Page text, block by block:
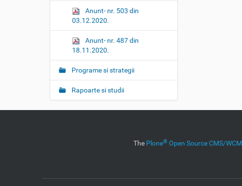
Anunt- nr. 503 din
03.12.2020.
Anunt- nr. 487 din
18.11.2020.
Programe si strategii
Rapoarte si studii
The Plone® Open Source CMS/WCM